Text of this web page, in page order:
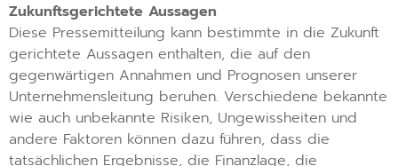
Zukunftsgerichtete Aussagen
Diese Pressemitteilung kann bestimmte in die Zukunft
gerichtete Aussagen enthalten, die auf den
gegenwärtigen Annahmen und Prognosen unserer
Unternehmensleitung beruhen. Verschiedene bekannte
wie auch unbekannte Risiken, Ungewissheiten und
andere Faktoren können dazu führen, dass die
tatsächlichen Ergebnisse, die Finanzlage, die